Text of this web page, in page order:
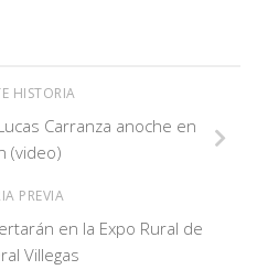
HISTORIA
Carranza anoche en
(video)
PREVIA
en la Expo Rural de
Villegas